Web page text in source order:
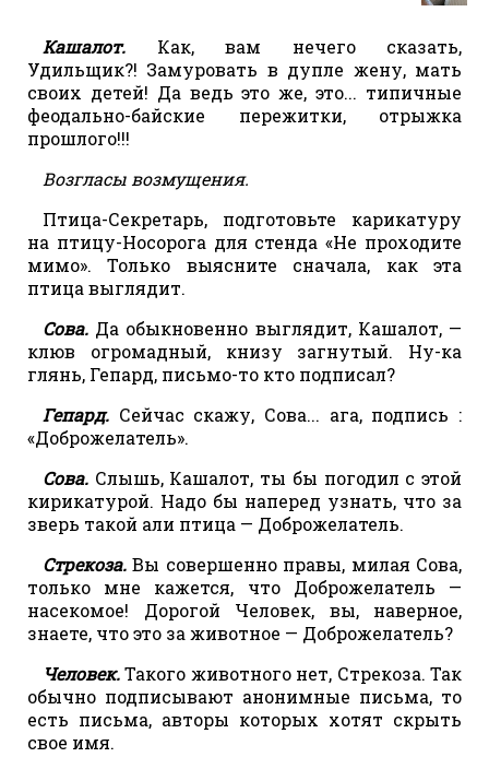
Кашалот. Как, вам нечего сказать,
Удильщик?! Замуровать в дупле жену, мать
своих детей! Да ведь это же, это... типичные
феодально-байские пережитки, отрыжка
прошлого!!!
Возгласы возмущения.
Птица-Секретарь, подготовьте карикатуру
на птицу-Носорога для стенда «Не проходите
мимо». Только выясните сначала, как эта
птица выглядит.
Сова. Да обыкновенно выглядит, Кашалот, —
клюв огромадный, книзу загнутый. Ну-ка
глянь, Гепард, письмо-то кто подписал?
Гепард. Сейчас скажу, Сова... ага, подпись :
«Доброжелатель».
Сова. Слышь, Кашалот, ты бы погодил с этой
кирикатурой. Надо бы наперед узнать, что за
зверь такой али птица — Доброжелатель.
Стрекоза. Вы совершенно правы, милая Сова,
только мне кажется, что Доброжелатель —
насекомое! Дорогой Человек, вы, наверное,
знаете, что это за животное — Доброжелатель?
Человек.Такого животного нет, Стрекоза. Так
обычно подписывают анонимные письма, то
есть письма, авторы которых хотят скрыть
свое имя.